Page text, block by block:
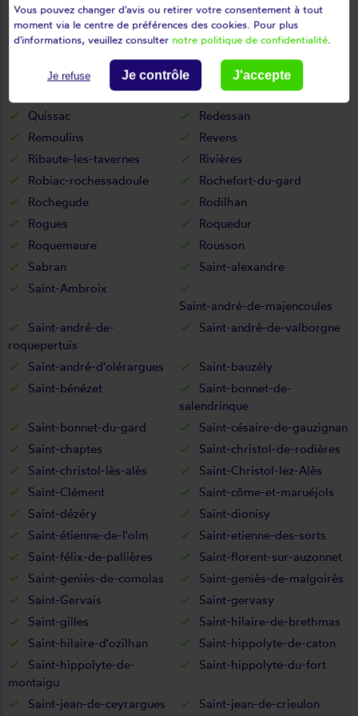
Peyroles
Pont-saint-esprit
Ponteils-et-brésis
Portes
Pougnadoresse
Poulx
Pouzilhac
Pujaut
Quissac
Redessan
Remoulins
Revens
Ribaute-les-tavernes
Rivières
Robiac-rochessadoule
Rochefort-du-gard
Rochegude
Rodilhan
Rogues
Roquedur
Roquemaure
Rousson
Sabran
Saint-alexandre
Saint-Ambroix
Saint-andré-de-majencoules
Saint-andré-de-
roquepertuis
Saint-andré-de-valborgne
Saint-andré-d'olérargues
Saint-bauzély
Saint-bénézet
Saint-bonnet-de-
salendrinque
Saint-bonnet-du-gard
Saint-césaire-de-gauzignan
Saint-chaptes
Saint-christol-de-rodières
Saint-christol-lès-alès
Saint-Christol-lez-Alès
Saint-Clément
Saint-côme-et-maruéjols
Saint-dézéry
Saint-dionisy
Saint-étienne-de-l'olm
Saint-etienne-des-sorts
Saint-félix-de-pallières
Saint-florent-sur-auzonnet
Saint-geniès-de-comolas
Saint-geniès-de-malgoirès
Saint-Gervais
Saint-gervasy
Saint-gilles
Saint-hilaire-de-brethmas
Saint-hilaire-d'ozilhan
Saint-hippolyte-de-caton
Saint-hippolyte-de-
montaigu
Saint-hippolyte-du-fort
Saint-jean-de-ceyrargues Saint-jean-de-crieulon
Vous pouvez changer d'avis ou retirer votre consentement à tout
moment via le centre de préférences des cookies. Pour plus
d'informations, veuillez consulter notre politique de confidentialité.
Je refuse Je contrôle J'accepte